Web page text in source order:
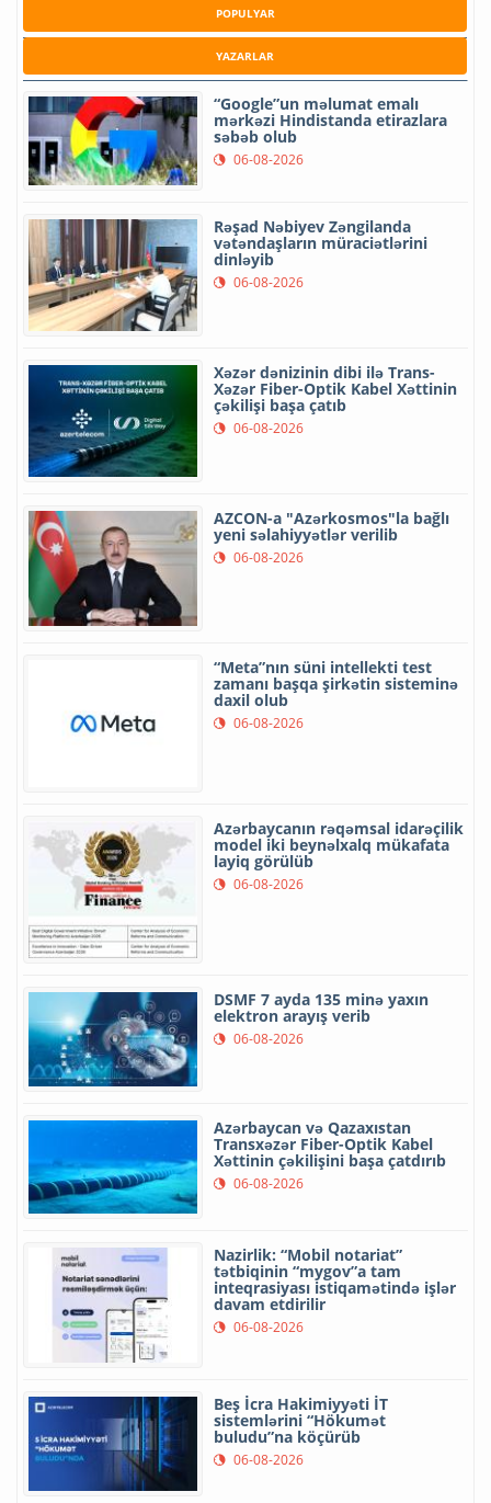
POPULYAR
YAZARLAR
“Google”un məlumat emalı
mərkəzi Hindistanda etirazlara
səbəb olub
06-08-2026
Rəşad Nəbiyev Zəngilanda
vətəndaşların müraciətlərini
dinləyib
06-08-2026
Xəzər dənizinin dibi ilə Trans-
Xəzər Fiber-Optik Kabel Xəttinin
çəkilişi başa çatıb
06-08-2026
AZCON-a "Azərkosmos"la bağlı
yeni səlahiyyətlər verilib
06-08-2026
“Meta”nın süni intellekti test
zamanı başqa şirkətin sisteminə
daxil olub
06-08-2026
Azərbaycanın rəqəmsal idarəçilik
model iki beynəlxalq mükafata
layiq görülüb
06-08-2026
DSMF 7 ayda 135 minə yaxın
elektron arayış verib
06-08-2026
Azərbaycan və Qazaxıstan
Transxəzər Fiber-Optik Kabel
Xəttinin çəkilişini başa çatdırıb
06-08-2026
Nazirlik: “Mobil notariat”
tətbiqinin “mygov”a tam
inteqrasiyası istiqamətində işlər
davam etdirilir
06-08-2026
Beş İcra Hakimiyyəti İT
sistemlərini “Hökumət
buludu”na köçürüb
06-08-2026